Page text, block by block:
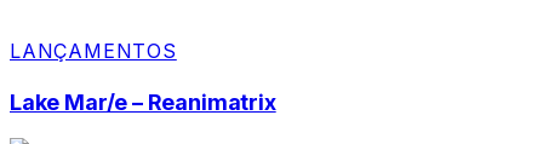
LANÇAMENTOS
Lake Mar/e – Reanimatrix